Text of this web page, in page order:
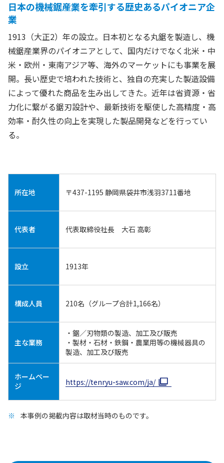
日本の機械鋸産業を牽引する歴史あるパイオニア企
業
1913（大正2）年の設立。日本初となる丸鋸を製造し、機
械鋸産業界のパイオニアとして、国内だけでなく北米・中
米・欧州・東南アジア等、海外のマーケットにも事業を展
開。長い歴史で培われた技術と、独自の充実した製造設備
によって優れた商品を生み出してきた。近年は省資源・省
力化に繋がる鋸刃設計や、最新技術を駆使した高精度・高
効率・酎久性の向上を実現した製品開発などを行ってい
る。
所在地 〒437-1195 静岡県袋井市浅羽3711番地
代表者 代表取締役社長 大石 高彰
設立 1913年
構成人員 210名（グループ合計1,166名）
主な業務
・鋸／刃物類の製造、加工及び販売
・製材・石材・鉄鋼・農業用等の機械器具の
製造、加工及び販売
ホームペー
ジ
https://tenryu-saw.com/ja/
本事例の掲載内容は取材当時のものです。